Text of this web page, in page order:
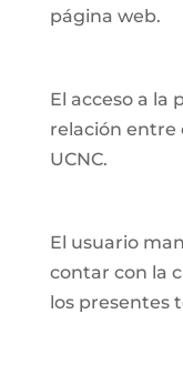
página web.
El acceso a la
relación entre
UCNC.
El usuario
contar con la
los presentes